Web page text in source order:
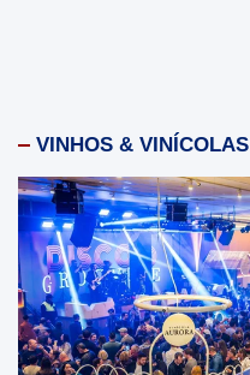
VINHOS & VINÍCOLAS